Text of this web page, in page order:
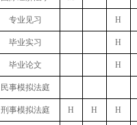
专业见习 H
毕业实习 H
毕业论文 H
民事模拟法庭
刑事模拟法庭 H H H